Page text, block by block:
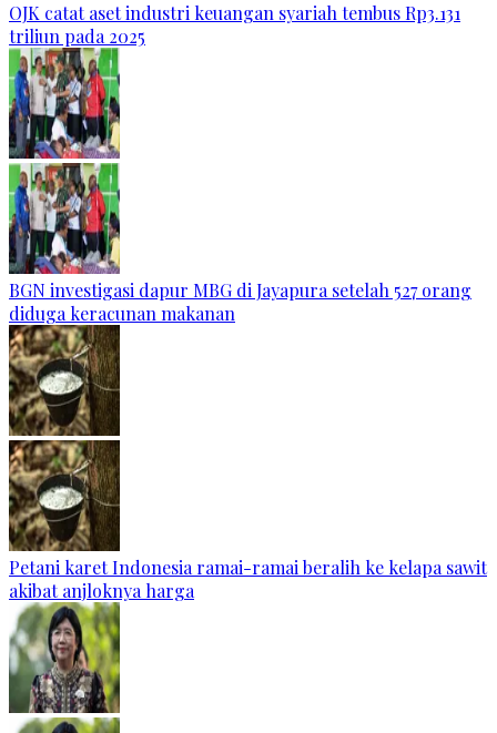
OJK catat aset industri keuangan syariah tembus Rp3.131
triliun pada 2025
BGN investigasi dapur MBG di Jayapura setelah 527 orang
diduga keracunan makanan
Petani karet Indonesia ramai-ramai beralih ke kelapa sawit
akibat anjloknya harga